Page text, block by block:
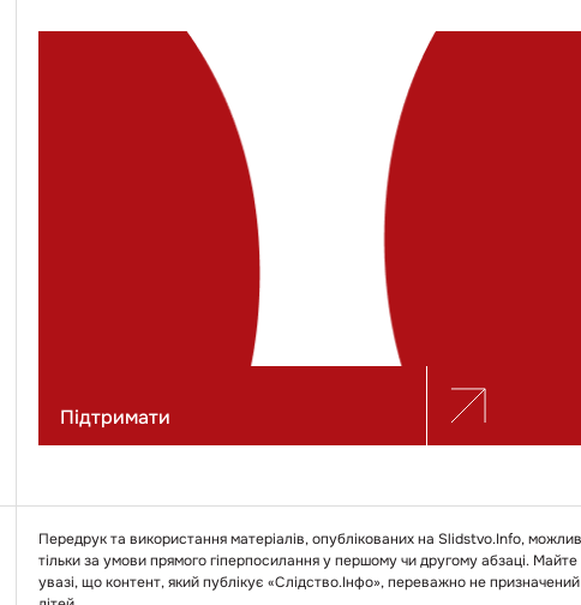
Підтримати
Передрук та використання матеріалів, опублікованих на Slidstvo.Info,
тільки за умови прямого гіперпосилання у першому чи другому абзаці. Майте
увазі, що контент, який публікує «Слідство.Інфо», переважно не